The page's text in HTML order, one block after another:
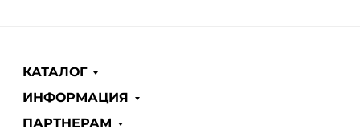
КАТАЛОГ
ИНФОРМАЦИЯ
ПАРТНЕРАМ